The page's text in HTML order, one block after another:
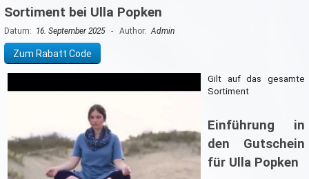
Sortiment bei Ulla Popken
Datum: 16. September 2025- Author:Admin
Zum Rabatt Code
Gilt auf das gesamte
Sortiment
Einführung in
den Gutschein
für Ulla Popken